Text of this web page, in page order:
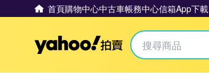
首頁購物中心中古車帳務中心信箱App下載
Yahoo拍賣